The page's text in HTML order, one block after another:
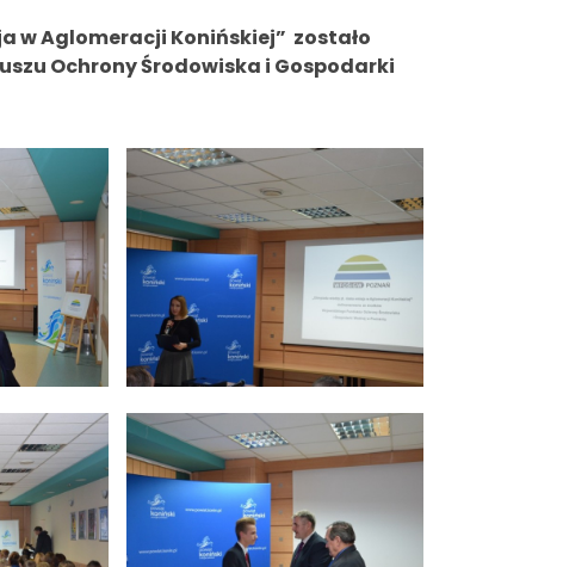
w Aglomeracji Konińskiej” zostało
Ochrony Środowiska i Gospodarki